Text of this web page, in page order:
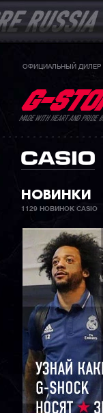
ОФИЦИАЛЬНЫЙ ДИЛЕР
MADE WITH HEART AND PRIDE
НОВИНКИ
1129 НОВИНОК CASIO